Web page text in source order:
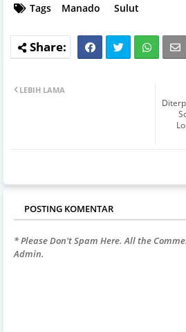
Tags Manado Sulut
LEBIH LAMA
POSTING KOMENTAR
* Please Don't Spam Here. All the
Admin.